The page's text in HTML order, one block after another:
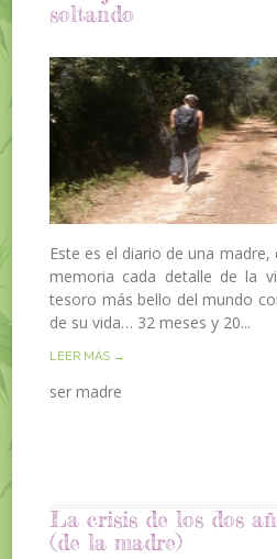
soltando
Este es el diario de una
memoria cada detalle de la
tesoro más bello del mundo
de su vida… 32 meses y 20...
LEER MÁS →
ser madre
La crisis de los dos
(de la madre)